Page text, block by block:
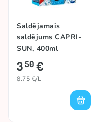
Saldējamais
saldējums CAPRI-
SUN, 400ml
350€
8.75 €/L